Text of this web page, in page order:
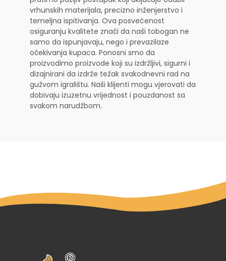
vrhunskih materijala, precizno inženjerstvo i
temeljna ispitivanja. Ova posvećenost
osiguranju kvalitete znači da naši tobogan ne
samo da ispunjavaju, nego i prevazilaze
očekivanja kupaca. Ponosni smo da
proizvodimo proizvode koji su izdržljivi, sigurni i
dizajnirani da izdrže težak svakodnevni rad na
gužvom igralištu. Naši klijenti mogu vjerovati da
dobivaju izuzetnu vrijednost i pouzdanost sa
svakom narudžbom.